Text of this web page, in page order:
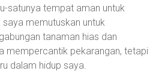
satunya tempat aman untuk
memutuskan untuk
tanaman hias dan
mempercantik pekarangan, tetapi
dalam hidup saya.